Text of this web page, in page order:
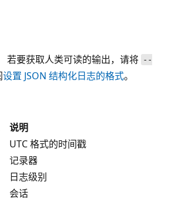
若要获取人类可读的输出，请将 --
设置 JSON 结构化日志的格式。
说明
UTC 格式的时间戳
记录器
日志级别
会话